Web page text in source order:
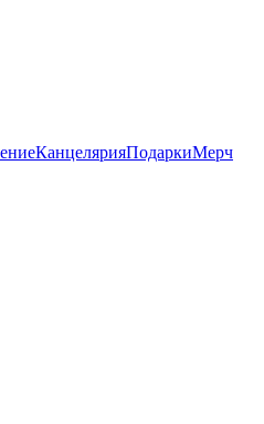
КанцелярияПодаркиМерч